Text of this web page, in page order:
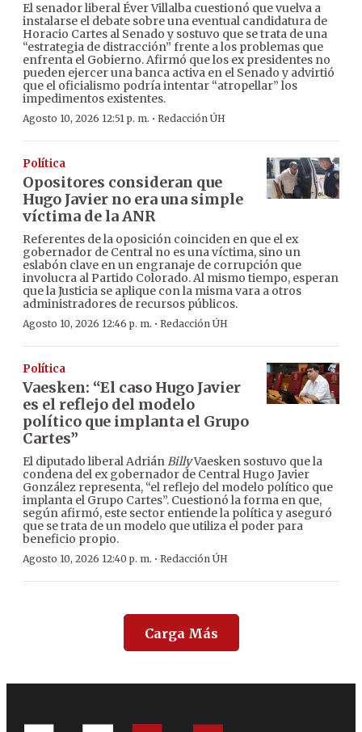
El senador liberal Éver Villalba cuestionó que vuelva a
instalarse el debate sobre una eventual candidatura de
Horacio Cartes al Senado y sostuvo que se trata de una
“estrategia de distracción” frente a los problemas que
enfrenta el Gobierno. Afirmó que los ex presidentes no
pueden ejercer una banca activa en el Senado y advirtió
que el oficialismo podría intentar “atropellar” los
impedimentos existentes.
Agosto 10, 2026 12:51 p. m. · Redacción ÚH
Política
Opositores consideran que
Hugo Javier no era una simple
víctima de la ANR
Referentes de la oposición coinciden en que el ex
gobernador de Central no es una víctima, sino un
eslabón clave en un engranaje de corrupción que
involucra al Partido Colorado. Al mismo tiempo, esperan
que la Justicia se aplique con la misma vara a otros
administradores de recursos públicos.
Agosto 10, 2026 12:46 p. m. · Redacción ÚH
Política
Vaesken: “El caso Hugo Javier
es el reflejo del modelo
político que implanta el Grupo
Cartes”
El diputado liberal AdriánBillyVaesken sostuvo que la
condena del ex gobernador de Central Hugo Javier
González representa, “el reflejo del modelo político que
implanta el Grupo Cartes”. Cuestionó la forma en que,
según afirmó, este sector entiende la política y aseguró
que se trata de un modelo que utiliza el poder para
beneficio propio.
Agosto 10, 2026 12:40 p. m. · Redacción ÚH
Carga Más